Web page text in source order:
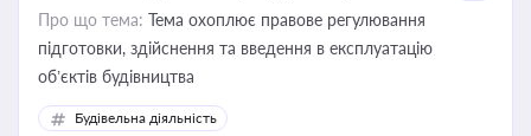
Про що тема: Тема охоплює правове регулювання
підготовки, здійснення та введення в експлуатацію
об’єктів будівництва
Будівельна діяльність